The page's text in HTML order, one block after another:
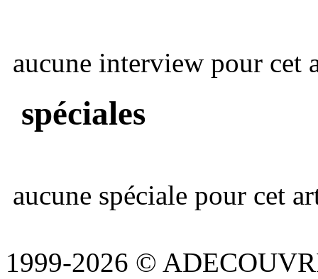
aucune interview pour cet
spéciales
aucune spéciale pour cet
1999-2026 ©